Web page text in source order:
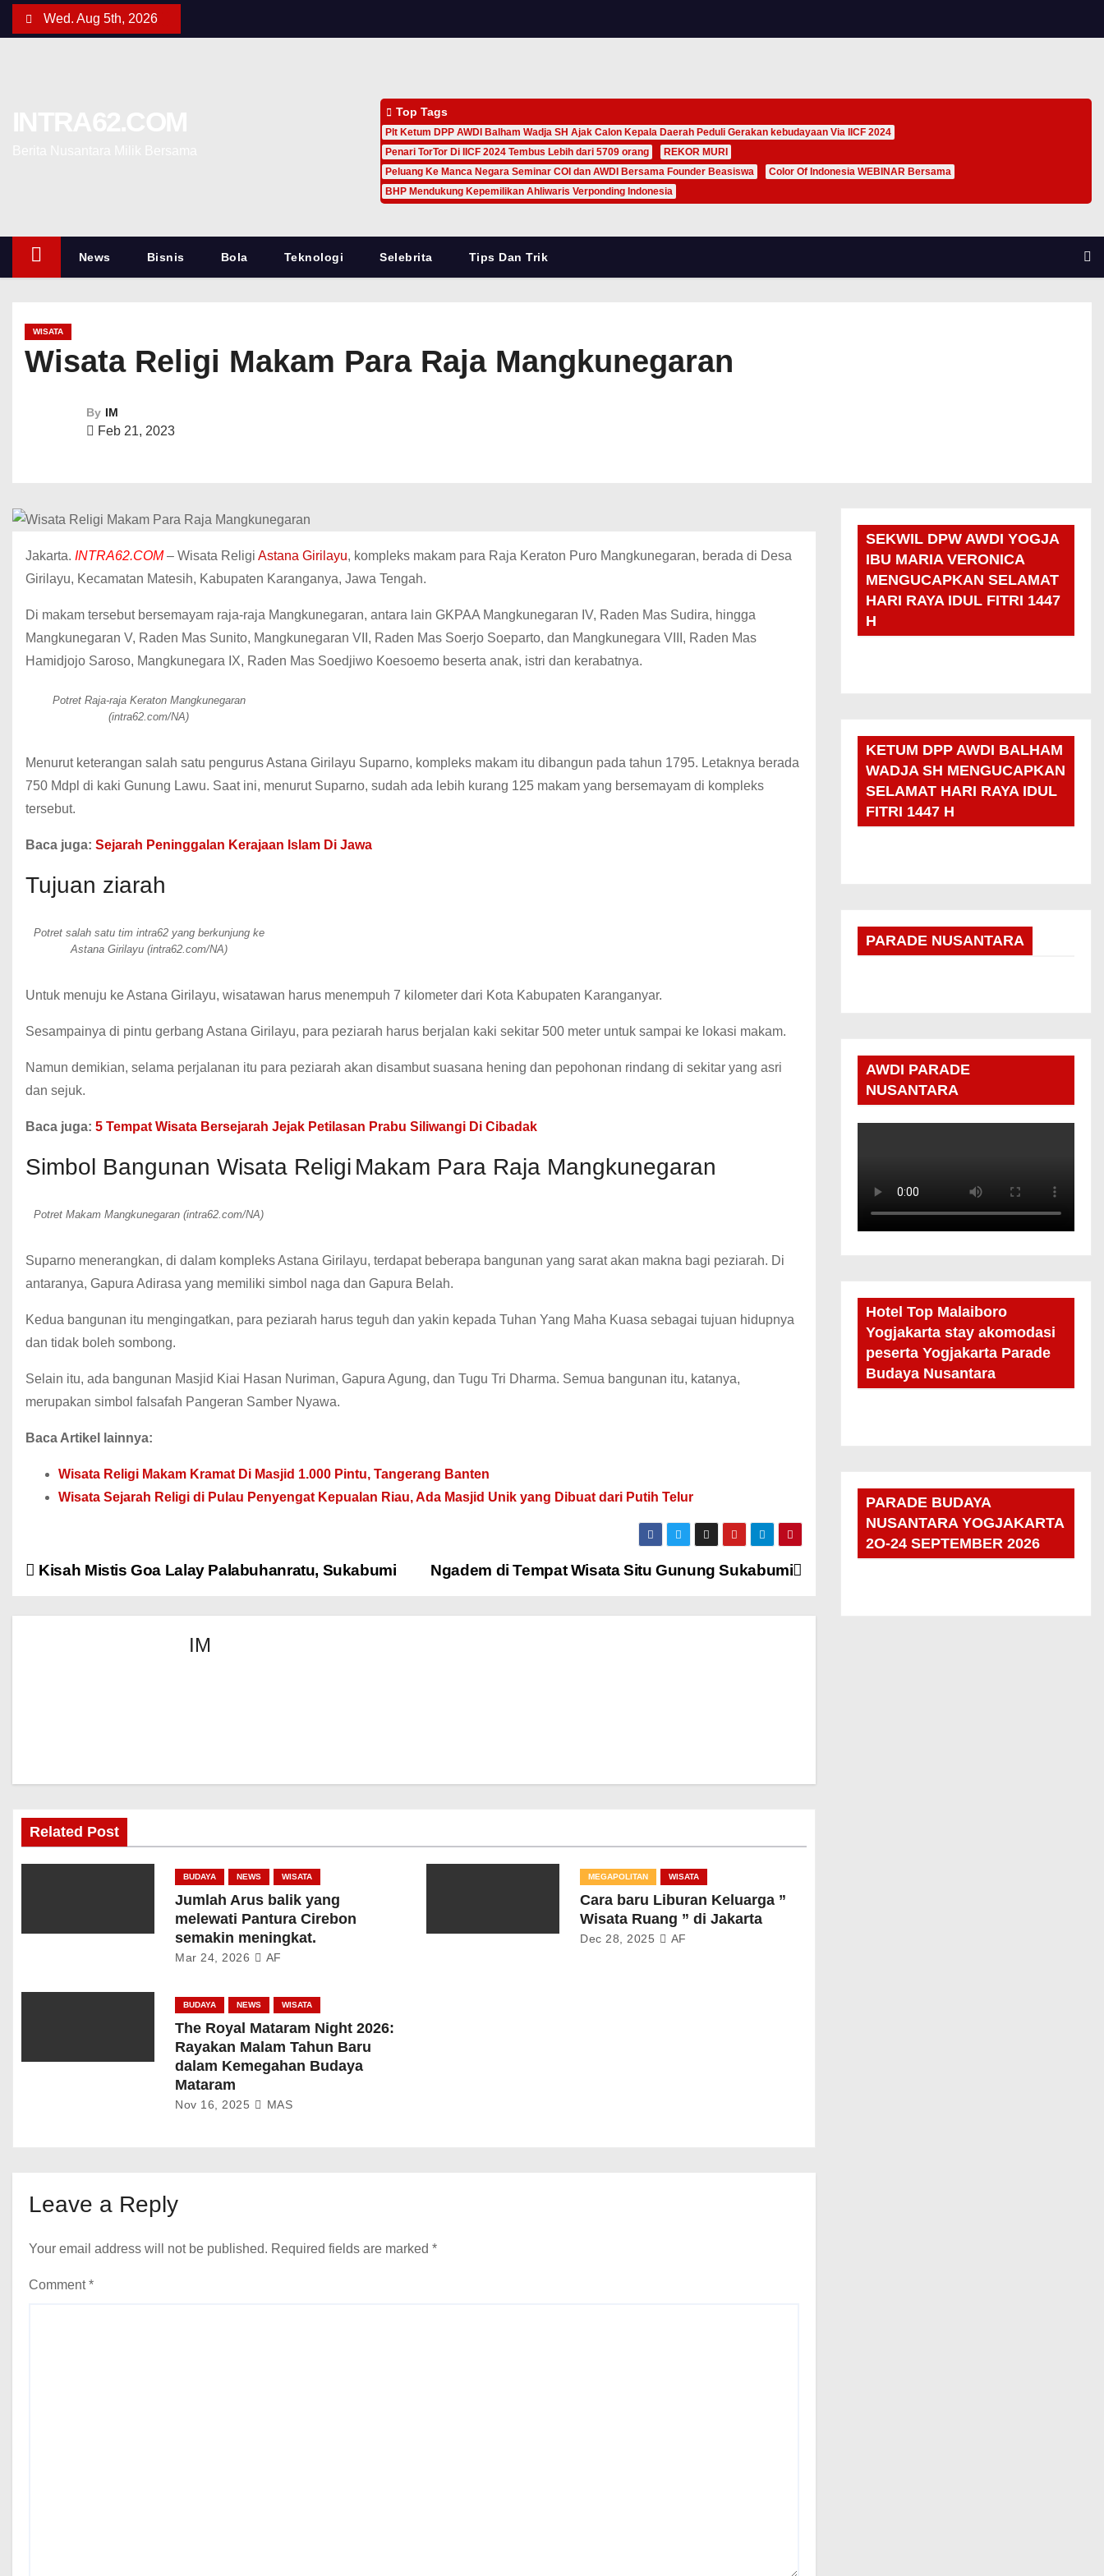
Wed. Aug 5th, 2026
Top Tags
Plt Ketum DPP AWDI Balham Wadja SH Ajak Calon Kepala Daerah Peduli Gerakan kebudayaan Via IICF 2024
Penari TorTor Di IICF 2024 Tembus Lebih dari 5709 orang
REKOR MURI
Peluang Ke Manca Negara Seminar COI dan AWDI Bersama Founder Beasiswa
Color Of Indonesia WEBINAR Bersama
BHP Mendukung Kepemilikan Ahliwaris Verponding Indonesia
News Bisnis Bola Teknologi Selebrita Tips Dan Trik
WISATA
Wisata Religi Makam Para Raja Mangkunegaran
By IM
Feb 21, 2023
Jakarta. INTRA62.COM– Wisata Religi Astana Girilayu, kompleks makam para Raja Keraton Puro Mangkunegaran, berada di Desa
Girilayu, Kecamatan Matesih, Kabupaten Karanganya, Jawa Tengah.
Di makam tersebut bersemayam raja-raja Mangkunegaran, antara lain GKPAA Mangkunegaran IV, Raden Mas Sudira, hingga
Mangkunegaran V, Raden Mas Sunito, Mangkunegaran VII, Raden Mas Soerjo Soeparto, dan Mangkunegara VIII, Raden Mas
Hamidjojo Saroso, Mangkunegara IX, Raden Mas Soedjiwo Koesoemo beserta anak, istri dan kerabatnya.
Potret Raja-raja Keraton Mangkunegaran
(intra62.com/NA)
Menurut keterangan salah satu pengurus Astana Girilayu Suparno, kompleks makam itu dibangun pada tahun 1795. Letaknya berada
750 Mdpl di kaki Gunung Lawu. Saat ini, menurut Suparno, sudah ada lebih kurang 125 makam yang bersemayam di kompleks
tersebut.
Baca juga: Sejarah Peninggalan Kerajaan Islam Di Jawa
Tujuan ziarah
Potret salah satu tim intra62 yang berkunjung ke
Astana Girilayu (intra62.com/NA)
Untuk menuju ke Astana Girilayu, wisatawan harus menempuh 7 kilometer dari Kota Kabupaten Karanganyar.
Sesampainya di pintu gerbang Astana Girilayu, para peziarah harus berjalan kaki sekitar 500 meter untuk sampai ke lokasi makam.
Namun demikian, selama perjalanan itu para peziarah akan disambut suasana hening dan pepohonan rindang di sekitar yang asri
dan sejuk.
Baca juga: 5 Tempat Wisata Bersejarah Jejak Petilasan Prabu Siliwangi Di Cibadak
Simbol Bangunan Wisata Religi Makam Para Raja Mangkunegaran
Potret Makam Mangkunegaran (intra62.com/NA)
Suparno menerangkan, di dalam kompleks Astana Girilayu, terdapat beberapa bangunan yang sarat akan makna bagi peziarah. Di
antaranya, Gapura Adirasa yang memiliki simbol naga dan Gapura Belah.
Kedua bangunan itu mengingatkan, para peziarah harus teguh dan yakin kepada Tuhan Yang Maha Kuasa sebagai tujuan hidupnya
dan tidak boleh sombong.
Selain itu, ada bangunan Masjid Kiai Hasan Nuriman, Gapura Agung, dan Tugu Tri Dharma. Semua bangunan itu, katanya,
merupakan simbol falsafah Pangeran Samber Nyawa.
Baca Artikel lainnya:
Wisata Religi Makam Kramat Di Masjid 1.000 Pintu, Tangerang Banten
Wisata Sejarah Religi di Pulau Penyengat Kepualan Riau, Ada Masjid Unik yang Dibuat dari Putih Telur
Ngadem di Tempat Wisata Situ Gunung Sukabumi
Kisah Mistis Goa Lalay Palabuhanratu, Sukabumi
IM
Related Post
BUDAYA NEWS WISATA
Jumlah Arus balik yang
melewati Pantura Cirebon
semakin meningkat.
Mar 24, 2026 AF
MEGAPOLITAN WISATA
Cara baru Liburan Keluarga ”
Wisata Ruang ” di Jakarta
Dec 28, 2025 AF
BUDAYA NEWS WISATA
The Royal Mataram Night 2026:
Rayakan Malam Tahun Baru
dalam Kemegahan Budaya
Mataram
Nov 16, 2025 MAS
Leave a Reply
Your email address will not be published. Required fields are marked *
Comment*
SEKWIL DPW AWDI YOGJA
IBU MARIA VERONICA
MENGUCAPKAN SELAMAT
HARI RAYA IDUL FITRI 1447
H
KETUM DPP AWDI BALHAM
WADJA SH MENGUCAPKAN
SELAMAT HARI RAYA IDUL
FITRI 1447 H
PARADE NUSANTARA
AWDI PARADE
NUSANTARA
Hotel Top Malaiboro
Yogjakarta stay akomodasi
peserta Yogjakarta Parade
Budaya Nusantara
PARADE BUDAYA
NUSANTARA YOGJAKARTA
2O-24 SEPTEMBER 2026